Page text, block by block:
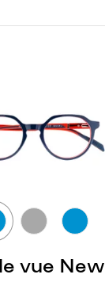
vue New